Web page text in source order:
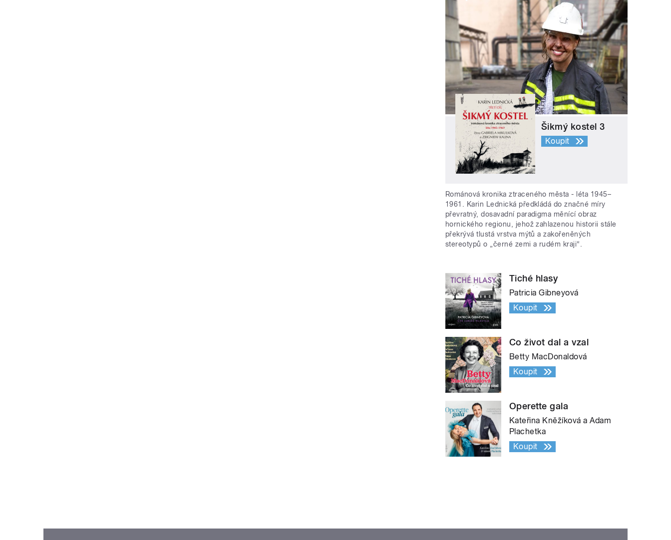
Šikmý kostel 3
Koupit
Románová kronika ztraceného města - léta 1945–
1961. Karin Lednická předkládá do značné míry
převratný, dosavadní paradigma měnící obraz
hornického regionu, jehož zahlazenou historii stále
překrývá tlustá vrstva mýtů a zakořeněných
stereotypů o „černé zemi a rudém kraji“.
Tiché hlasy
Patricia Gibneyová
Koupit
Co život dal a vzal
Betty MacDonaldová
Koupit
Operette gala
Kateřina Kněžíková a Adam
Plachetka
Koupit